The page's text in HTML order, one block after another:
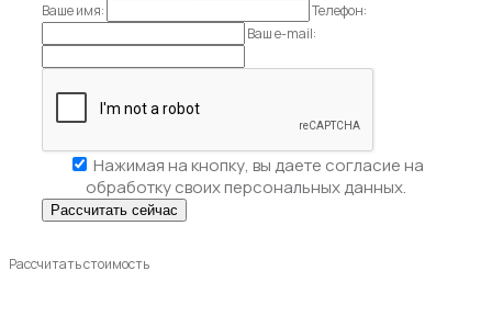
Ваше имя:
Телефон:
Ваш e-mail:
Нажимая на кнопку, вы даете согласие на
обработку своих персональных данных.
Рассчитать стоимость